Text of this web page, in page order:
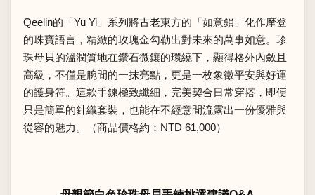
Qeelin的「Yu Yi」系列將古老東方的「如意鎖」化作摩登
的珠寶語言，精緻的玫瑰金勾勒出對未來的萬事如意。珍
珠母貝的溫潤質地在鑽石微鑲的環繞下，顯得格外內斂且
高級，不僅是腕間的一抹亮點，更是一枚象徵平安與好運
的護身符。這款手鍊極致纖細，完美契合日常穿搭，即便
只是簡單的針織套裝，也能在不經意間流露出一份優雅與
從容的魅力。（商品價格約：NTD 61,000）